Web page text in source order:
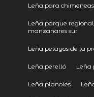
Leña para chimeneas
Leña parque
manzanares sur
Leña pelayos de la
Leña perelló Leña
Leña planoles